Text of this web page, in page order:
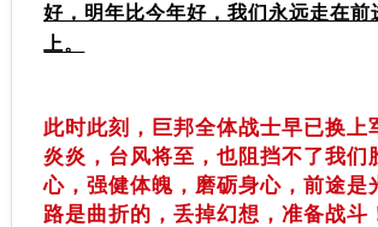
好，明年比今年好，我们永远走在前
上。
此时此刻，巨邦全体战士早已换上
炎炎，台风将至，也阻挡不了我们
心，强健体魄，磨砺身心，前途是
路是曲折的，丢掉幻想，准备战斗